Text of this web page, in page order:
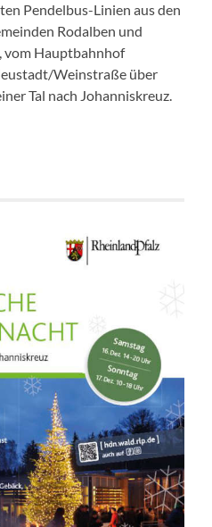
Pendelbus-Linien aus den
Rodalben und
vom Hauptbahnhof
Weinstraße über
Tal nach Johanniskreuz.